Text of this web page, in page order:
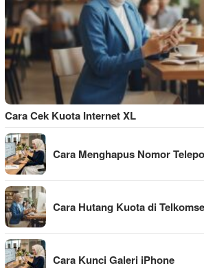
Cara Cek Kuota Internet XL
Cara Menghapus Nomor
Cara Hutang Kuota di
Cara Kunci Galeri iPhone